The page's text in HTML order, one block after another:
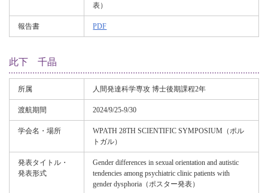
表）
報告書 PDF
此下 千晶
所属 人間発達科学専攻 博士後期課程2年
渡航期間 2024/9/25-9/30
学会名・場所
WPATH 28TH SCIENTIFIC SYMPOSIUM（ポル
トガル）
発表タイトル・
発表形式
Gender differences in sexual orientation and autistic
tendencies among psychiatric clinic patients with
gender dysphoria（ポスター発表）